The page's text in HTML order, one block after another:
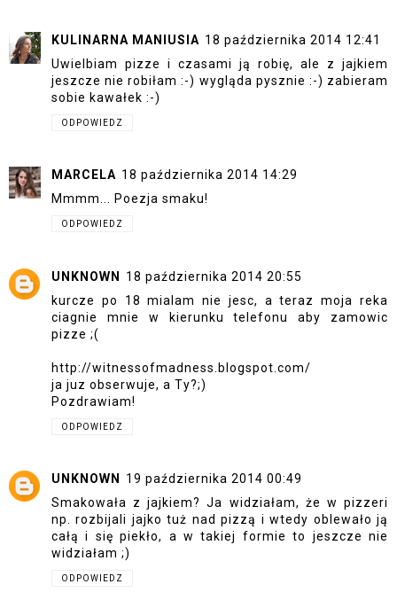
KULINARNA MANIUSIA 18 października 2014 12:41
Uwielbiam pizze i czasami ją robię, ale z jajkiem
jeszcze nie robiłam :-) wygląda pysznie :-) zabieram
sobie kawałek :-)
ODPOWIEDZ
MARCELA 18 października 2014 14:29
Mmmm... Poezja smaku!
ODPOWIEDZ
UNKNOWN
18 października 2014 20:55
kurcze po 18 mialam nie jesc, a teraz moja reka
ciagnie mnie w kierunku telefonu aby zamowic
pizze ;(
http://witnessofmadness.blogspot.com/
ja juz obserwuje, a Ty?;)
Pozdrawiam!
ODPOWIEDZ
UNKNOWN
19 października 2014 00:49
Smakowała z jajkiem? Ja widziałam, że w pizzeri
np. rozbijali jajko tuż nad pizzą i wtedy oblewało ją
całą i się piekło, a w takiej formie to jeszcze nie
widziałam ;)
ODPOWIEDZ